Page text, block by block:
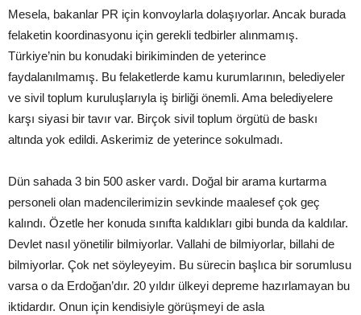
Mesela, bakanlar PR için konvoylarla dolaşıyorlar. Ancak burada
felaketin koordinasyonu için gerekli tedbirler alınmamış.
Türkiye’nin bu konudaki birikiminden de yeterince
faydalanılmamış. Bu felaketlerde kamu kurumlarının, belediyeler
ve sivil toplum kuruluşlarıyla iş birliği önemli. Ama belediyelere
karşı siyasi bir tavır var. Birçok sivil toplum örgütü de baskı
altında yok edildi. Askerimiz de yeterince sokulmadı.
Dün sahada 3 bin 500 asker vardı. Doğal bir arama kurtarma
personeli olan madencilerimizin sevkinde maalesef çok geç
kalındı. Özetle her konuda sınıfta kaldıkları gibi bunda da kaldılar.
Devlet nasıl yönetilir bilmiyorlar. Vallahi de bilmiyorlar, billahi de
bilmiyorlar. Çok net söyleyeyim. Bu sürecin başlıca bir sorumlusu
varsa o da Erdoğan’dır. 20 yıldır ülkeyi depreme hazırlamayan bu
iktidardır. Onun için kendisiyle görüşmeyi de asla